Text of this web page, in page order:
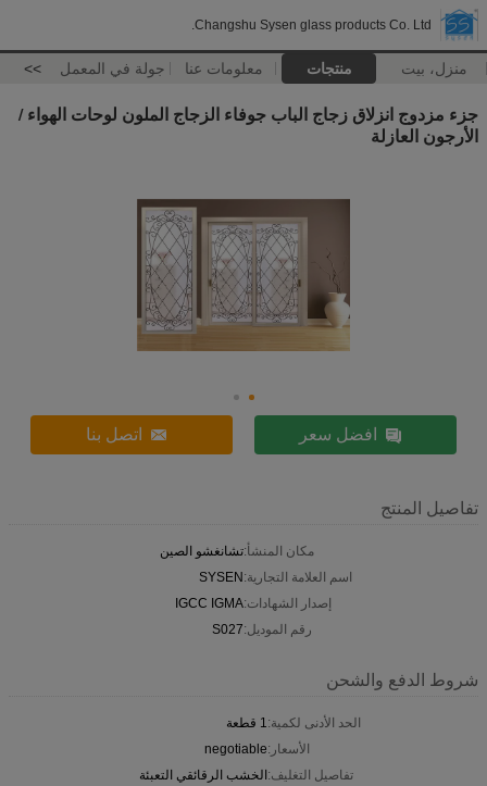
Changshu Sysen glass products Co. Ltd.
منزل، بيت منتجات معلومات عنا جولة في المعمل >>
جزء مزدوج انزلاق زجاج الباب جوفاء الزجاج الملون لوحات الهواء /
الأرجون العازلة
افضل سعر اتصل بنا
تفاصيل المنتج
مكان المنشأ:تشانغشو الصين
اسم العلامة التجارية:SYSEN
إصدار الشهادات:IGCC IGMA
رقم الموديل:S027
شروط الدفع والشحن
الحد الأدنى لكمية:1 قطعة
الأسعار:negotiable
تفاصيل التغليف:الخشب الرقائقي التعبئة